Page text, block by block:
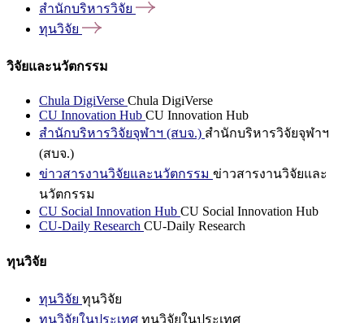
สำนักบริหารวิจัย
ทุนวิจัย
วิจัยและนวัตกรรม
Chula DigiVerse Chula DigiVerse
CU Innovation Hub CU Innovation Hub
สำนักบริหารวิจัยจุฬาฯ (สบจ.) สำนักบริหารวิจัยจุฬาฯ
(สบจ.)
ข่าวสารงานวิจัยและนวัตกรรม ข่าวสารงานวิจัยและ
นวัตกรรม
CU Social Innovation Hub CU Social Innovation Hub
CU-Daily Research CU-Daily Research
ทุนวิจัย
ทุนวิจัย ทุนวิจัย
ทุนวิจัยในประเทศ ทุนวิจัยในประเทศ